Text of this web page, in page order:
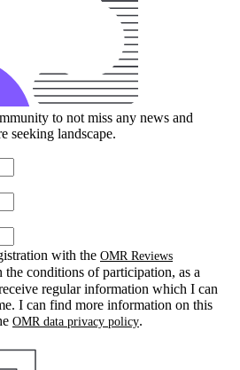
to not miss any news and
seeking landscape.
with the OMR Reviews
the conditions of participation, as a
regular information which I can
I can find more information on this
OMR data privacy policy.